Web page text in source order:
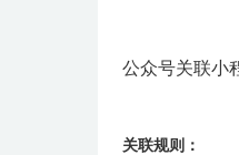
公众号关联小
关联规则：